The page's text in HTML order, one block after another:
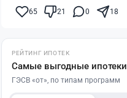
65 21 0 18
РЕЙТИНГ ИПОТЕК
Самые выгодные ипотеки
ГЭСВ «от», по типам программ